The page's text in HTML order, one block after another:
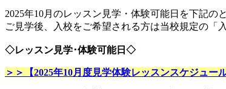
2025年10月のレッスン見学・体験可能日を下記の
ご見学後、入校をご希望される方は当校規定の「
◇レッスン見学･体験可能日◇
＞＞【2025年10月度見学体験レッスンスケジュー